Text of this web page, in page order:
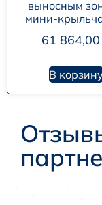
выносным
мини-
61 864,00
В